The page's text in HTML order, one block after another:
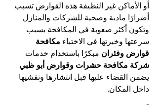
أو الأماكن غير النظيفة هذه القوارض تسبب
أضرارًا مادية وصحية للشركات والمنازل
وتكون أكثر صعوبة في المكافحة بسبب
سرعتها وخبرتها في الاختباء مكافحة
قوارض وفئران مبكرًا باستخدام خدمات
شركة مكافحة حشرات وقوارض أبو ظبي
يضمن القضاء عليها قبل انتشارها وتفشيها
داخل المكان.